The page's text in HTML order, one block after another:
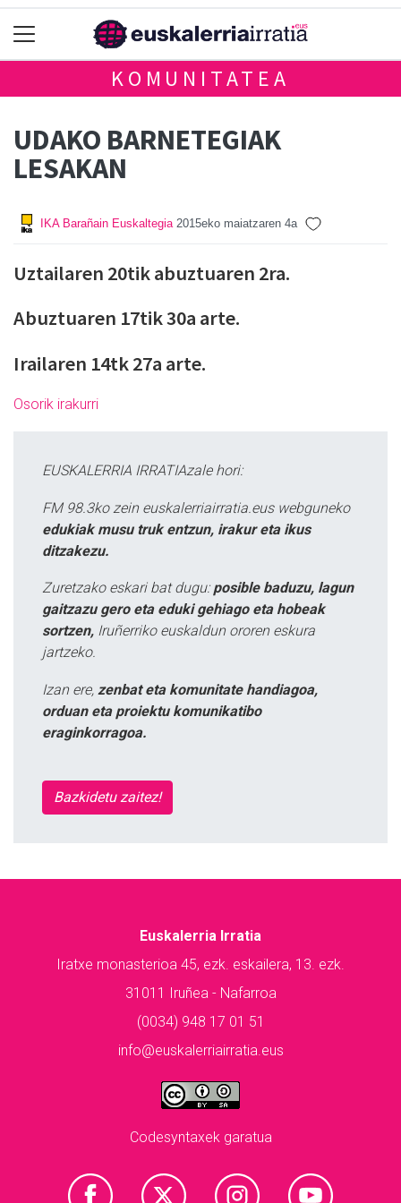
KOMUNITATEA
UDAKO BARNETEGIAK
LESAKAN
IKA Barañain Euskaltegia 2015eko maiatzaren 4a
Uztailaren 20tik abuztuaren 2ra.
Abuztuaren 17tik 30a arte.
Irailaren 14tk 27a arte.
Osorik irakurri
EUSKALERRIA IRRATIAzale hori:
FM 98.3ko zein euskalerriairratia.eus webguneko
edukiak musu truk entzun, irakur eta ikus
ditzakezu.
Zuretzako eskari bat dugu: posible baduzu, lagun
gaitzazu gero eta eduki gehiago eta hobeak
sortzen, Iruñerriko euskaldun ororen eskura
jartzeko.
Izan ere, zenbat eta komunitate handiagoa,
orduan eta proiektu komunikatibo
eraginkorragoa.
Bazkidetu zaitez!
Euskalerria Irratia
Iratxe monasterioa 45, ezk. eskailera, 13. ezk.
31011 Iruñea - Nafarroa
(0034) 948 17 01 51
info@euskalerriairratia.eus
Codesyntaxek garatua